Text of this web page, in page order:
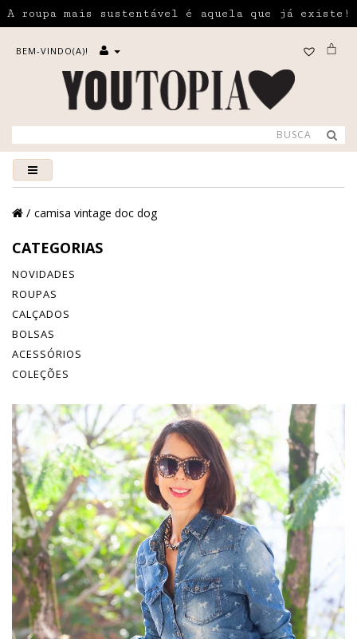
A roupa mais sustentável é aquela que já existe!
BEM-VINDO(A)!
camisa vintage doc dog
CATEGORIAS
NOVIDADES
ROUPAS
CALÇADOS
BOLSAS
ACESSÓRIOS
COLEÇÕES